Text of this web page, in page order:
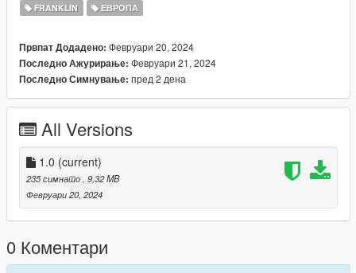
Regards :)
FRANKLIN ЕВРОПА
Првпат Додадено: Февруари 20, 2024
Последно Ажурирање: Февруари 21, 2024
Последно Симнување: пред 2 дена
All Versions
1.0 (current)
235 симнато , 9,32 MB
Февруари 20, 2024
0 Коментари